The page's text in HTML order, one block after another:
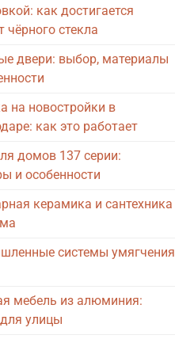
как достигается
чёрного стекла
двери: выбор, материалы
на новостройки в
как это работает
домов 137 серии:
и особенности
керамика и сантехника
системы умягчения
мебель из алюминия:
улицы